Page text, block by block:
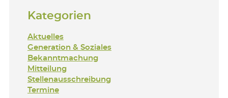
Kategorien
Aktuelles
Generation & Soziales
Bekanntmachung
Mitteilung
Stellenausschreibung
Termine